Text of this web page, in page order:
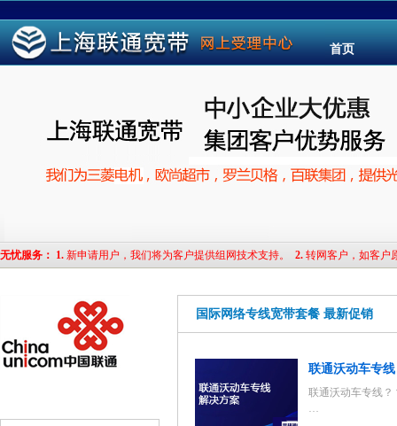
首页
无忧服务 ： 1. 新申请用户，我们将为客户提供组网技术支持。 2. 转网客户，如客户
国际网络专线宽带套餐 最新促销
联通沃动车专
联通沃动车专线？